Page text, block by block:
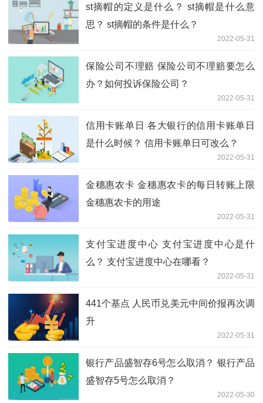
st摘帽的定义是什么？ st摘帽是什么意
思？ st摘帽的条件是什么？
2022-05-31
保险公司不理赔 保险公司不理赔要怎么
办？如何投诉保险公司？
2022-05-31
信用卡账单日 各大银行的信用卡账单日
是什么时候？ 信用卡账单日可改么？
2022-05-31
金穗惠农卡 金穗惠农卡的每日转账上限
金穗惠农卡的用途
2022-05-31
支付宝进度中心 支付宝进度中心是什
么？ 支付宝进度中心在哪看？
2022-05-31
441个基点 人民币兑美元中间价报再次调
升
2022-05-31
银行产品盛智存6号怎么取消？ 银行产品
盛智存5号怎么取消？
2022-05-30